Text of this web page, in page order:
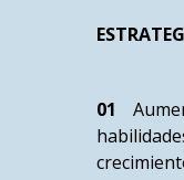
01